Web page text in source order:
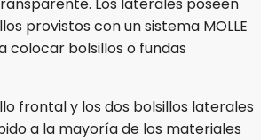
Los laterales poseen
provistos con un sistema MOLLE
colocar bolsillos o fundas
frontal y los dos bolsillos laterales
a la mayoría de los materiales